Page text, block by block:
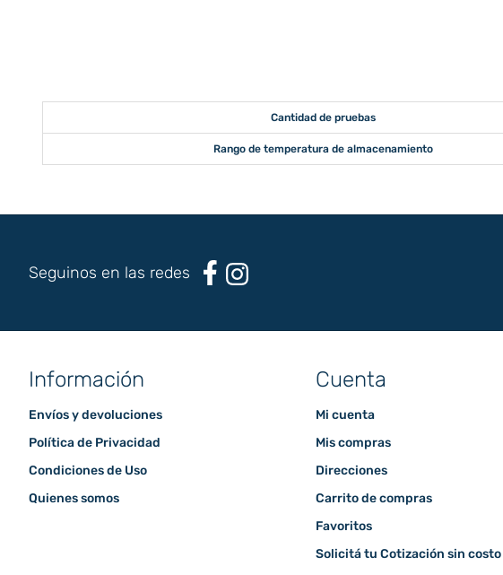
Cantidad de pruebas
Rango de temperatura de almacenamiento
Seguinos en las redes
Información
Envíos y devoluciones
Política de Privacidad
Condiciones de Uso
Quienes somos
Cuenta
Mi cuenta
Mis compras
Direcciones
Carrito de compras
Favoritos
Solicitá tu Cotización sin costo